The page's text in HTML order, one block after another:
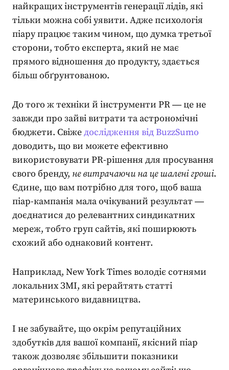
найкращих інструментів генерації лідів, які
тільки можна собі уявити. Аджепсихологія
піару працює таким чином, що думка третьої
сторони, тобто експерта, який не має
прямого відношення до продукту, здається
більш обґрунтованою.
До того ж техніки й інструменти PR― це не
завжди про зайві витрати та астрономічні
бюджети. Свіжедослідження від BuzzSumo
доводить, що ви можете ефективно
використовувати PR-рішення для просування
свого бренду, не витрачаючи на це шалені гроші.
Єдине, що вам потрібно для того, щоб ваша
піар-кампанія мала очікуваний результат ―
доєднатися до релевантнихсиндикатних
мереж, тобто груп сайтів, які поширюють
схожий або однаковий контент.
Наприклад, New York Times володіє сотнями
локальних ЗМІ, які рерайтять статті
материнського видавництва.
І не забувайте, що окрімрепутаційних
здобутківдля вашої компанії, якісний піар
також дозволяє збільшити показники